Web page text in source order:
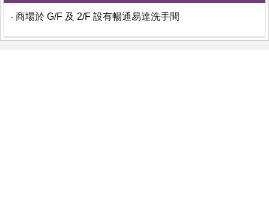
- 商場於 G/F 及 2/F 設有暢通易達洗手間